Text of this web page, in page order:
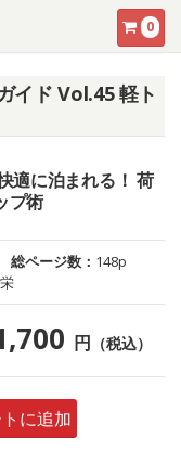
0
イド Vol.45 軽ト
適に泊まれる！ 荷
プ術
総ページ数： 148p
円 （税込）
に追加